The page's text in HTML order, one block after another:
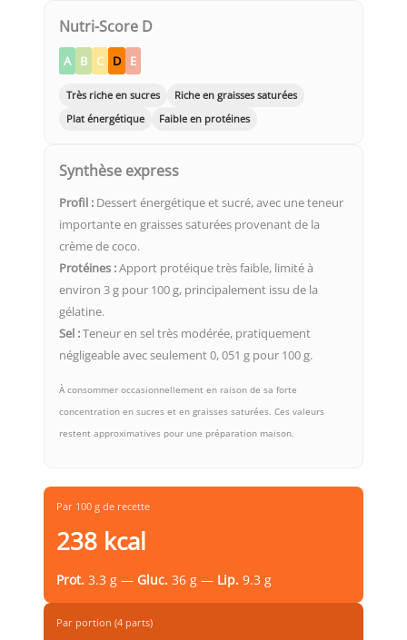
Nutri-Score D
A B C D E
Très riche en sucres
Riche en graisses saturées
Plat énergétique
Faible en protéines
Synthèse express
Profil : Dessert énergétique et sucré, avec une teneur
importante en graisses saturées provenant de la
crème de coco.
Protéines :Apport protéique très faible, limité à
environ 3 g pour 100 g, principalement issu de la
gélatine.
Sel :Teneur en sel très modérée, pratiquement
négligeable avec seulement 0, 051 g pour 100 g.
À consommer occasionnellement en raison de sa forte
concentration en sucres et en graisses saturées. Ces valeurs
restent approximatives pour une préparation maison.
Par 100 g de recette
238 kcal
Prot. 3.3 g — Gluc. 36 g — Lip. 9.3 g
Par portion (4 parts)